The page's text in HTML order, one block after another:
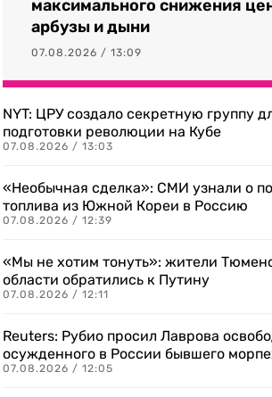
максимального снижения
арбузы и дыни
07.08.2026 / 13:09
NYT: ЦРУ создало секретную группу
подготовки революции на Кубе
07.08.2026 / 13:03
«Необычная сделка»: СМИ узнали о
топлива из Южной Кореи в Россию
07.08.2026 / 12:39
«Мы не хотим тонуть»: жители
области обратились к Путину
07.08.2026 / 12:11
Reuters: Рубио просил Лаврова
осужденного в России бывшего
07.08.2026 / 12:05